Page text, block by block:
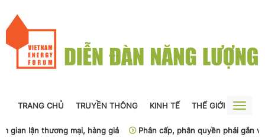
TRANG CHỦ TRUYỀN THÔNG KINH TẾ THẾ GIỚI
Toggle
lận thương mại, hàng giả
Phân cấp, phân quyền phải gắn với